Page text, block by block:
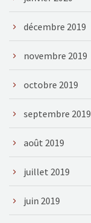
décembre 2019
novembre 2019
octobre 2019
septembre 2019
août 2019
juillet 2019
juin 2019